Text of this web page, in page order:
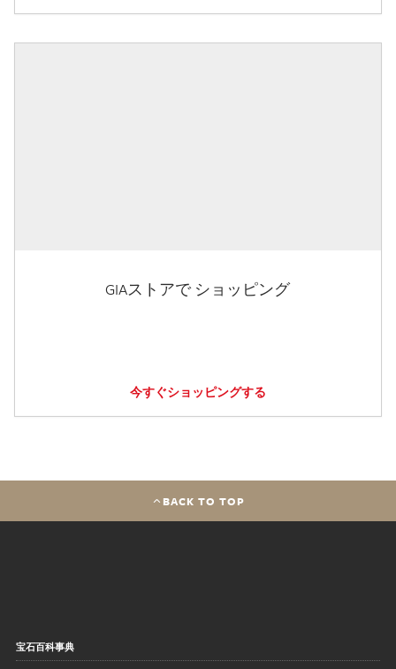
GIAストアで ショッピング
今すぐショッピングする
BACK TO TOP
宝石百科事典